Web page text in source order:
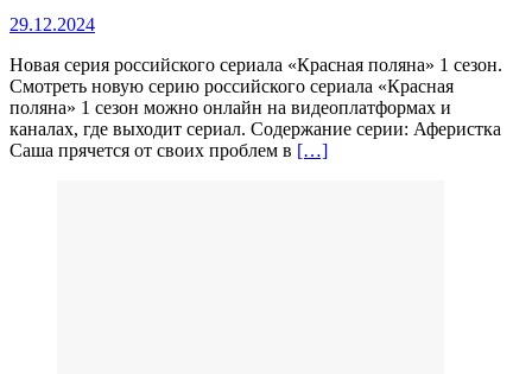
29.12.2024
Новая серия российского сериала «Красная поляна» 1 сезон.
Смотреть новую серию российского сериала «Красная
поляна» 1 сезон можно онлайн на видеоплатформах и
каналах, где выходит сериал. Содержание серии: Аферистка
Саша прячется от своих проблем в […]